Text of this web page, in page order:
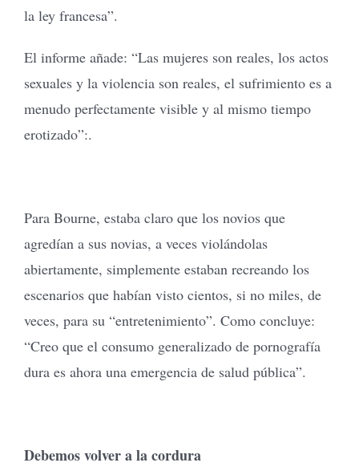
la ley francesa”.
El informe añade: “Las mujeres son reales, los actos
sexuales y la violencia son reales, el sufrimiento es a
menudo perfectamente visible y al mismo tiempo
erotizado”:.
Para Bourne, estaba claro que los novios que
agredían a sus novias, a veces violándolas
abiertamente, simplemente estaban recreando los
escenarios que habían visto cientos, si no miles, de
veces, para su “entretenimiento”. Como concluye:
“Creo que el consumo generalizado de pornografía
dura es ahora una emergencia de salud pública”.
Debemos volver a la cordura